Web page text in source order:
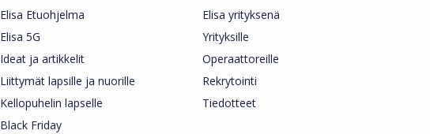
Elisa Etuohjelma
Elisa 5G
Ideat ja artikkelit
Liittymät lapsille ja nuorille
Kellopuhelin lapselle
Black Friday
Elisa yrityksenä
Yrityksille
Operaattoreille
Rekrytointi
Tiedotteet